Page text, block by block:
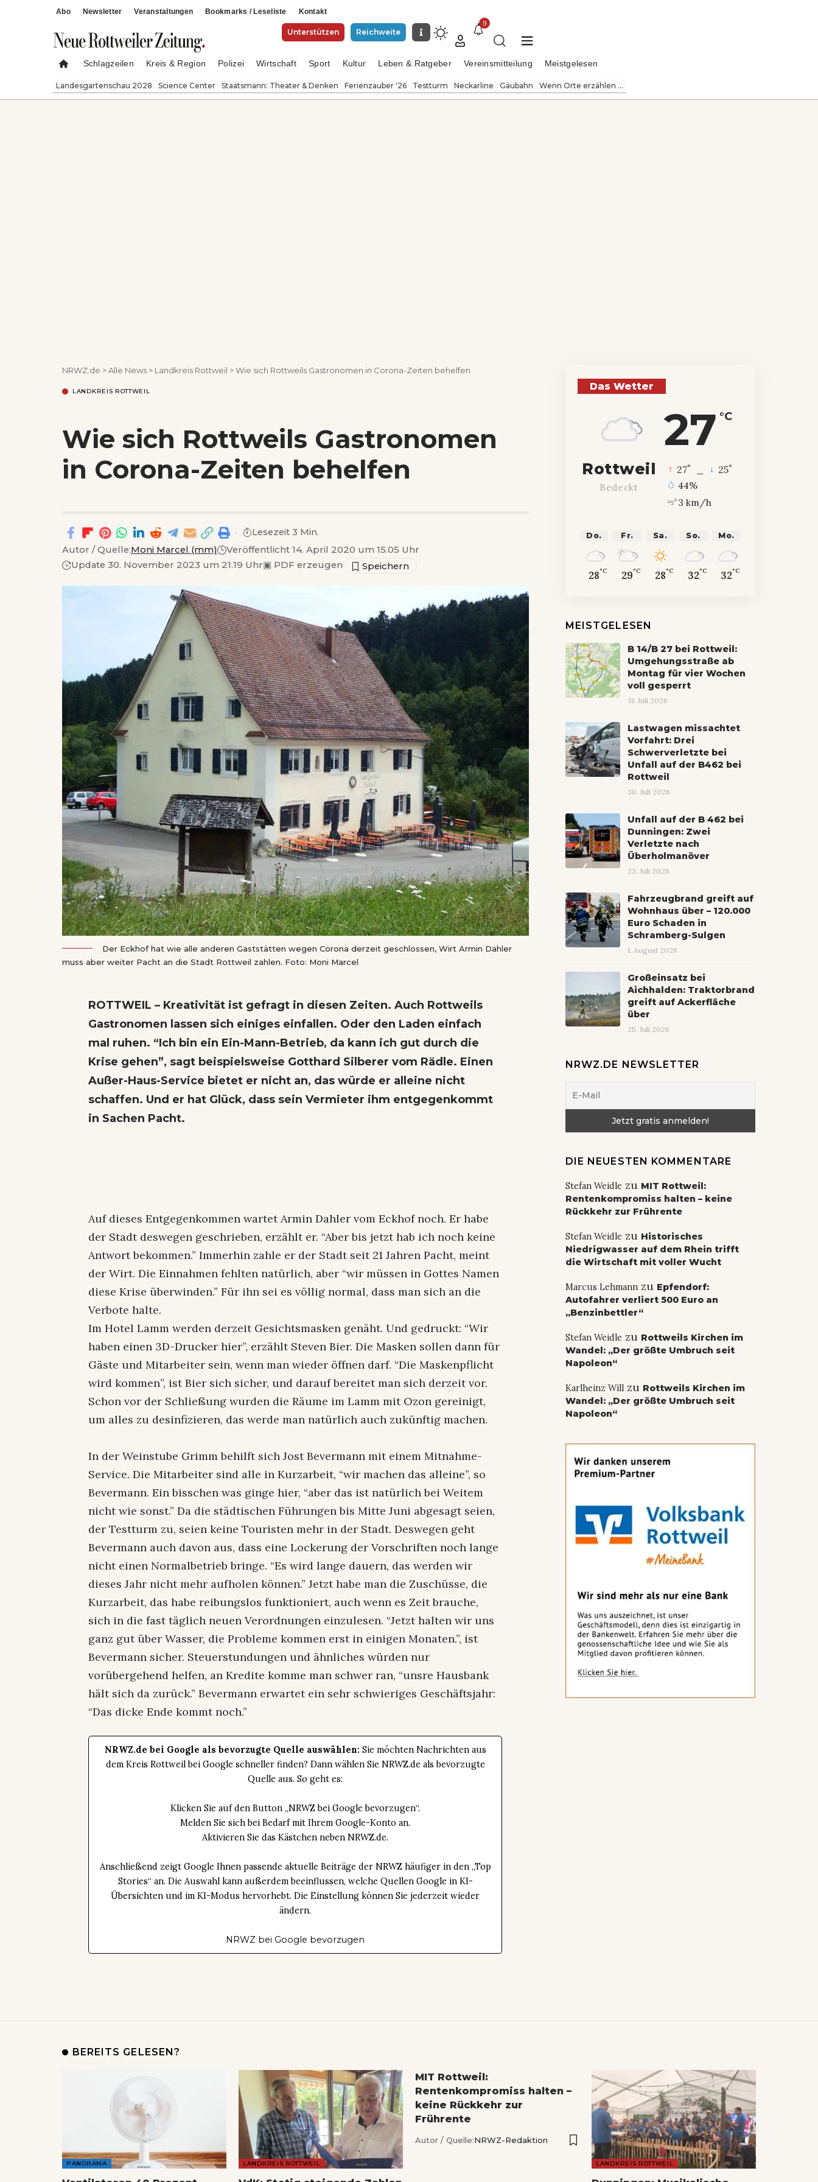
Abo Newsletter Veranstaltungen Bookmarks / Leseliste Kontakt
Unterstützen Reichweite
9
Schlagzeilen Kreis & Region Polizei Wirtschaft Sport Kultur Leben & Ratgeber Vereinsmitteilung Meistgelesen
Landesgartenschau 2028 Science Center Staatsmann: Theater & Denken Ferienzauber '26 Testturm Neckarline Gäubahn Wenn Orte erzählen ...
NRWZ.de >Alle News > Landkreis Rottweil >Wie sich Rottweils Gastronomen in Corona-Zeiten behelfen
LANDKREIS ROTTWEIL
Wie sich Rottweils Gastronomen
in Corona-Zeiten behelfen
Autor / Quelle:Moni Marcel (mm)
Veröffentlicht 14. April 2020 um 15.05 Uhr
Update 30. November 2023 um 21.19 Uhr▣ PDF erzeugen
Lesezeit 3 Min.
Der Eckhof hat wie alle anderen Gaststätten wegen Corona derzeit geschlossen, Wirt Armin Dahler
muss aber weiter Pacht an die Stadt Rottweil zahlen. Foto: Moni Marcel
ROTTWEIL – Kreativität ist gefragt in diesen Zeiten. Auch Rottweils
Gastronomen lassen sich einiges einfallen. Oder den Laden einfach
mal ruhen. “Ich bin ein Ein-Mann-Betrieb, da kann ich gut durch die
Krise gehen”, sagt beispielsweise Gotthard Silberer vom Rädle. Einen
Außer-Haus-Service bietet er nicht an, das würde er alleine nicht
schaffen. Und er hat Glück, dass sein Vermieter ihm entgegenkommt
in Sachen Pacht.
Auf dieses Entgegenkommen wartet Armin Dahler vom Eckhof noch. Er habe
der Stadt deswegen geschrieben, erzählt er. “Aber bis jetzt hab ich noch keine
Antwort bekommen.” Immerhin zahle er der Stadt seit 21 Jahren Pacht, meint
der Wirt. Die Einnahmen fehlten natürlich, aber “wir müssen in Gottes Namen
diese Krise überwinden.” Für ihn sei es völlig normal, dass man sich an die
Verbote halte.
Im Hotel Lamm werden derzeit Gesichtsmasken genäht. Und gedruckt: “Wir
haben einen 3D-Drucker hier”, erzählt Steven Bier. Die Masken sollen dann für
Gäste und Mitarbeiter sein, wenn man wieder öffnen darf. “Die Maskenpflicht
wird kommen”, ist Bier sich sicher, und darauf bereitet man sich derzeit vor.
Schon vor der Schließung wurden die Räume im Lamm mit Ozon gereinigt,
um alles zu desinfizieren, das werde man natürlich auch zukünftig machen.
In der Weinstube Grimm behilft sich Jost Bevermann mit einem Mitnahme-
Service. Die Mitarbeiter sind alle in Kurzarbeit, “wir machen das alleine”, so
Bevermann. Ein bisschen was ginge hier, “aber das ist natürlich bei Weitem
nicht wie sonst.” Da die städtischen Führungen bis Mitte Juni abgesagt seien,
der Testturm zu, seien keine Touristen mehr in der Stadt. Deswegen geht
Bevermann auch davon aus, dass eine Lockerung der Vorschriften noch lange
nicht einen Normalbetrieb bringe. “Es wird lange dauern, das werden wir
dieses Jahr nicht mehr aufholen können.” Jetzt habe man die Zuschüsse, die
Kurzarbeit, das habe reibungslos funktioniert, auch wenn es Zeit brauche,
sich in die fast täglich neuen Verordnungen einzulesen. “Jetzt halten wir uns
ganz gut über Wasser, die Probleme kommen erst in einigen Monaten.”, ist
Bevermann sicher. Steuerstundungen und ähnliches würden nur
vorübergehend helfen, an Kredite komme man schwer ran, “unsre Hausbank
hält sich da zurück.” Bevermann erwartet ein sehr schwieriges Geschäftsjahr:
“Das dicke Ende kommt noch.”
NRWZ.de bei Google als bevorzugte Quelle auswählen: Sie möchten Nachrichten aus
dem Kreis Rottweil bei Google schneller finden? Dann wählen Sie NRWZ.de als bevorzugte
Quelle aus. So geht es:
Klicken Sie auf den Button „NRWZ bei Google bevorzugen“.
Melden Sie sich bei Bedarf mit Ihrem Google-Konto an.
Aktivieren Sie das Kästchen neben NRWZ.de.
Anschließend zeigt Google Ihnen passende aktuelle Beiträge der NRWZ häufiger in den „Top
Stories“ an. Die Auswahl kann außerdem beeinflussen, welche Quellen Google in KI-
Übersichten und im KI-Modus hervorhebt. Die Einstellung können Sie jederzeit wieder
ändern.
NRWZ bei Google bevorzugen
Das Wetter
27 °C
Rottweil
Bedeckt
27° 25°
44%
3 km/h
Do.
28°C
Fr.
29°C
Sa.
28°C
So.
32°C
Mo.
32°C
MEISTGELESEN
B 14/B 27 bei Rottweil:
Umgehungsstraße ab
Montag für vier Wochen
voll gesperrt
31. Juli 2026
Lastwagen missachtet
Vorfahrt: Drei
Schwerverletzte bei
Unfall auf der B462 bei
Rottweil
30. Juli 2026
Unfall auf der B 462 bei
Dunningen: Zwei
Verletzte nach
Überholmanöver
23. Juli 2026
Fahrzeugbrand greift auf
Wohnhaus über – 120.000
Euro Schaden in
Schramberg-Sulgen
1. August 2026
Großeinsatz bei
Aichhalden: Traktorbrand
greift auf Ackerfläche
über
25. Juli 2026
NRWZ.DE NEWSLETTER
DIE NEUESTEN KOMMENTARE
Stefan Weidle zu MIT Rottweil:
Rentenkompromiss halten – keine
Rückkehr zur Frührente
Stefan Weidle zu Historisches
Niedrigwasser auf dem Rhein trifft
die Wirtschaft mit voller Wucht
Marcus Lehmannzu Epfendorf:
Autofahrer verliert 500 Euro an
„Benzinbettler“
Stefan Weidle zu Rottweils Kirchen im
Wandel: „Der größte Umbruch seit
Napoleon“
Karlheinz Willzu Rottweils Kirchen im
Wandel: „Der größte Umbruch seit
Napoleon“
BEREITS GELESEN?
PANORAMA LANDKREIS ROTTWEIL
MIT Rottweil:
Rentenkompromiss halten –
keine Rückkehr zur
Frührente
Autor / Quelle:NRWZ-Redaktion
LANDKREIS ROTTWEIL